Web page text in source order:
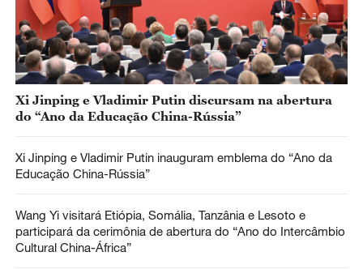
Xi Jinping e Vladimir Putin discursam na abertura
do “Ano da Educação China-Rússia”
Xi Jinping e Vladimir Putin inauguram emblema do “Ano da
Educação China-Rússia”
Wang Yi visitará Etiópia, Somália, Tanzânia e Lesoto e
participará da cerimônia de abertura do “Ano do Intercâmbio
Cultural China-África”